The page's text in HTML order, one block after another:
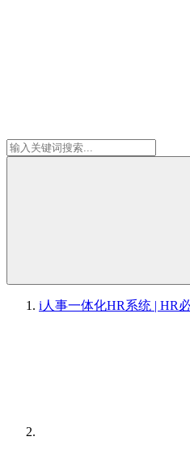
i人事一体化HR系统 | HR